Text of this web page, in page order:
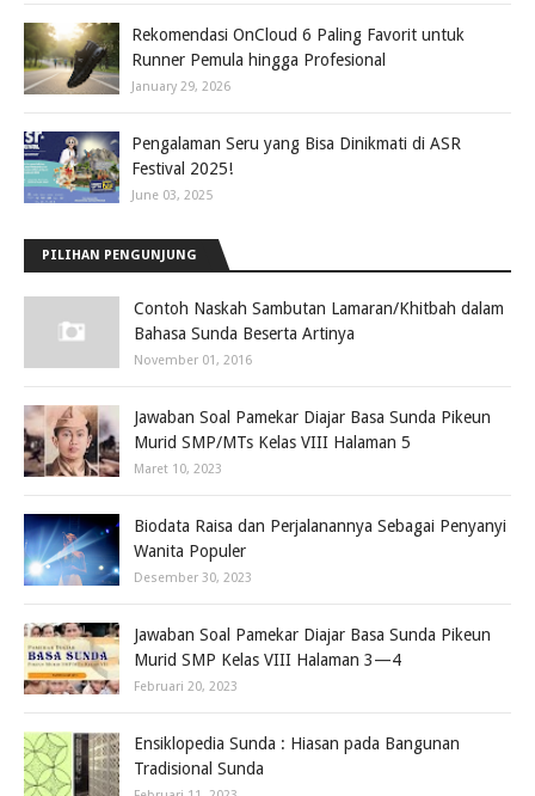
Rekomendasi OnCloud 6 Paling Favorit untuk
Runner Pemula hingga Profesional
January 29, 2026
Pengalaman Seru yang Bisa Dinikmati di ASR
Festival 2025!
June 03, 2025
PILIHAN PENGUNJUNG
Contoh Naskah Sambutan Lamaran/Khitbah dalam
Bahasa Sunda Beserta Artinya
November 01, 2016
Jawaban Soal Pamekar Diajar Basa Sunda Pikeun
Murid SMP/MTs Kelas VIII Halaman 5
Maret 10, 2023
Biodata Raisa dan Perjalanannya Sebagai Penyanyi
Wanita Populer
Desember 30, 2023
Jawaban Soal Pamekar Diajar Basa Sunda Pikeun
Murid SMP Kelas VIII Halaman 3—4
Februari 20, 2023
Ensiklopedia Sunda : Hiasan pada Bangunan
Tradisional Sunda